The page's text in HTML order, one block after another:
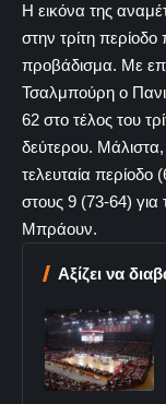
H εικόνα της
στην τρίτη
προβάδισμα. Με
Τσαλμπούρη ο
62 στο τέλος του
δεύτερου.
τελευταία περίοδο
στους 9 (73-64) για
Μπράουν.
Αξίζει να